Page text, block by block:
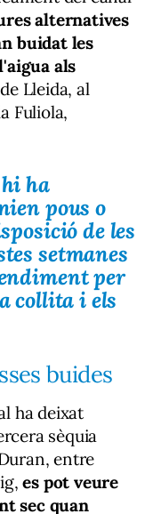
alternatives
buidat les
als
Lleida, al
Fuliola,
ha
pous o
de les
setmanes
per
collita i els
buides
ha deixat
sèquia
entre
es pot veure
sec quan